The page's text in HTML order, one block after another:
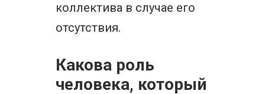
коллектива в случае его
отсутствия.
Какова роль
человека, который